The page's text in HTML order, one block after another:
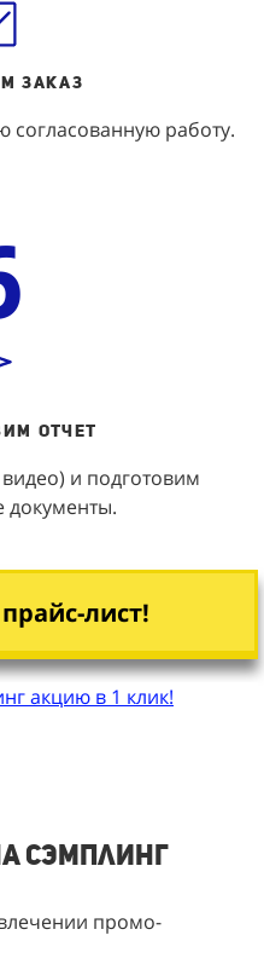
ЗАКАЗ
работу.
Отчет
и подготовим
лист!
акцию в 1 клик!
сэмплинг
промо-